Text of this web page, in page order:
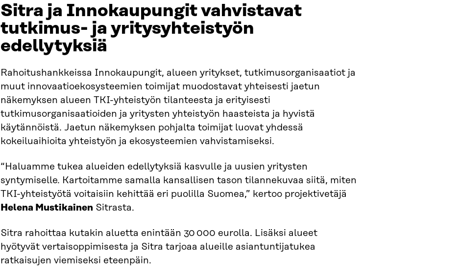
Sitra ja Innokaupungit vahvistavat
tutkimus- ja yritysyhteistyön
edellytyksiä
Rahoitushankkeissa Innokaupungit, alueen yritykset, tutkimusorganisaatiot ja
muut innovaatioekosysteemien toimijat muodostavat yhteisesti jaetun
näkemyksen alueen TKI-yhteistyön tilanteesta ja erityisesti
tutkimusorganisaatioiden ja yritysten yhteistyön haasteista ja hyvistä
käytännöistä. Jaetun näkemyksen pohjalta toimijat luovat yhdessä
kokeiluaihioita yhteistyön ja ekosysteemien vahvistamiseksi.
“Haluamme tukea alueiden edellytyksiä kasvulle ja uusien yritysten
syntymiselle. Kartoitamme samalla kansallisen tason tilannekuvaa siitä, miten
TKI-yhteistyötä voitaisiin kehittää eri puolilla Suomea,” kertoo projektivetäjä
Helena Mustikainen Sitrasta.
Sitra rahoittaa kutakin aluetta enintään 30 000 eurolla. Lisäksi alueet
hyötyvät vertaisoppimisesta ja Sitra tarjoaa alueille asiantuntijatukea
ratkaisujen viemiseksi eteenpäin.